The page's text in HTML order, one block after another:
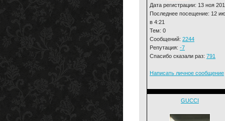
Дата регистрации: 13 ноя
Последнее посещение: 12
в 4:21
Тем: 0
Сообщений: 2244
Репутация: -7
Спасибо сказали раз: 791
Написать личное сообщение
GUCCI